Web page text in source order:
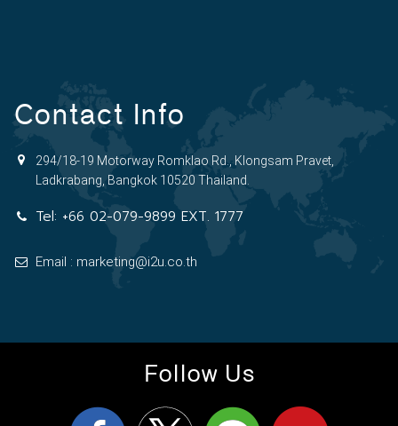
Contact Info
294/18-19 Motorway Romklao Rd., Klongsam Pravet,
Ladkrabang, Bangkok 10520 Thailand.
Tel: +66 02-079-9899 EXT. 1777
Email : marketing@i2u.co.th
Follow Us